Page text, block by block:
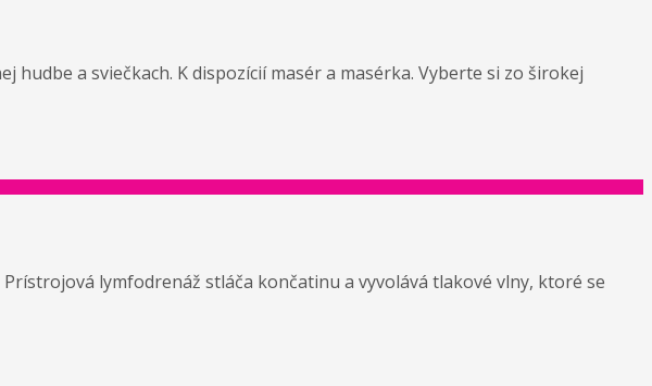
a sviečkach. K dispozícií masér a masérka. Vyberte si zo širokej
lymfodrenáž stláča končatinu a vyvolává tlakové vlny, ktoré se